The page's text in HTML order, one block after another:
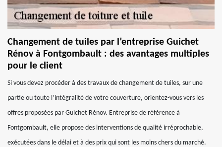
Changement de tuiles par l’entreprise Guichet
Rénov à Fontgombault : des avantages multiples
pour le client
Si vous devez procéder à des travaux de changement de tuiles, sur une
partie ou toute l’intégralité de votre couverture, orientez-vous vers les
offres proposées par Guichet Rénov. Entreprise de référence à
Fontgombault, elle propose des interventions de qualité irréprochable,
exécutées dans le délai et à des prix qui sont les moins chers du marché.